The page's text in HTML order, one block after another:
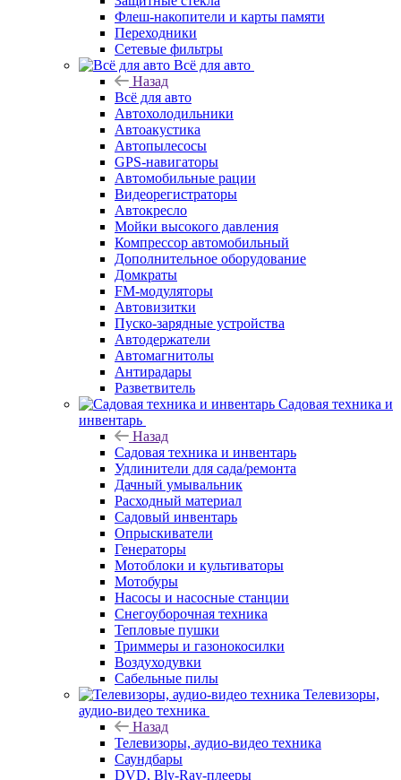
Флеш-накопители и карты памяти
Переходники
Сетевые фильтры
Всё для авто
Назад
Всё для авто
Автохолодильники
Автоакустика
Автопылесосы
GPS-навигаторы
Автомобильные рации
Видеорегистраторы
Автокресло
Мойки высокого давления
Компрессор автомобильный
Дополнительное оборудование
Домкраты
FM-модуляторы
Автовизитки
Пуско-зарядные устройства
Автодержатели
Автомагнитолы
Антирадары
Разветвитель
Садовая техника и
инвентарь
Назад
Садовая техника и инвентарь
Удлинители для сада/ремонта
Дачный умывальник
Расходный материал
Садовый инвентарь
Опрыскиватели
Генераторы
Мотоблоки и культиваторы
Мотобуры
Насосы и насосные станции
Снегоуборочная техника
Тепловые пушки
Триммеры и газонокосилки
Воздуходувки
Сабельные пилы
Телевизоры,
аудио-видео техника
Назад
Телевизоры, аудио-видео техника
Саундбары
DVD, Bly-Ray-плееры